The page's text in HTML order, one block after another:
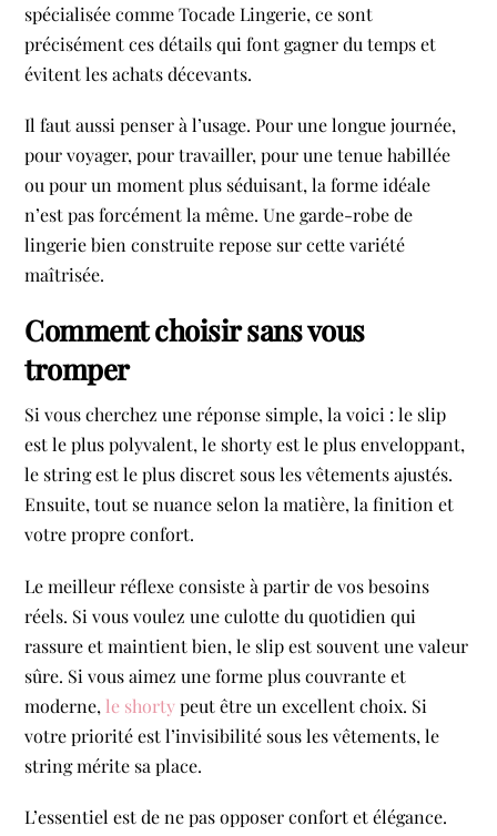
spécialisée comme Tocade Lingerie, ce sont
précisément ces détails qui font gagner du temps et
évitent les achats décevants.
Il faut aussi penser à l’usage. Pour une longue journée,
pour voyager, pour travailler, pour une tenue habillée
ou pour un moment plus séduisant, la forme idéale
n’est pas forcément la même. Une garde-robe de
lingerie bien construite repose sur cette variété
maîtrisée.
Comment choisir sans vous
tromper
Si vous cherchez une réponse simple, la voici : le slip
est le plus polyvalent, le shorty est le plus enveloppant,
le string est le plus discret sous les vêtements ajustés.
Ensuite, tout se nuance selon la matière, la finition et
votre propre confort.
Le meilleur réflexe consiste à partir de vos besoins
réels. Si vous voulez une culotte du quotidien qui
rassure et maintient bien, le slip est souvent une valeur
sûre. Si vous aimez une forme plus couvrante et
moderne,le shortypeut être un excellent choix. Si
votre priorité est l’invisibilité sous les vêtements, le
string mérite sa place.
L’essentiel est de ne pas opposer confort et élégance.